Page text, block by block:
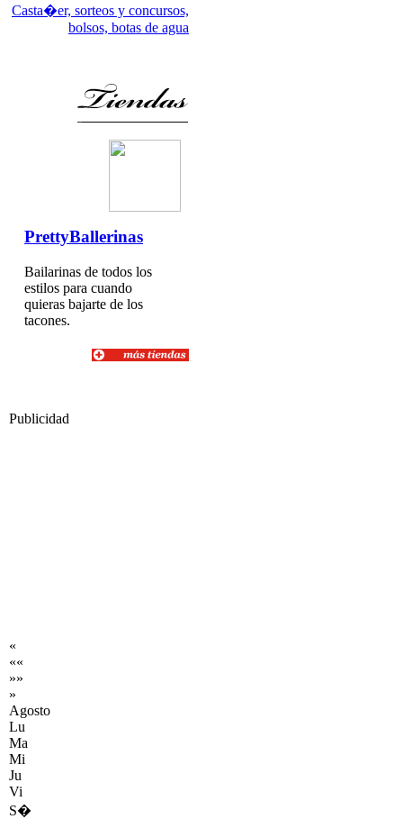
Casta�er, sorteos y concursos,
bolsos, botas de agua
PrettyBallerinas
Bailarinas de todos los
estilos para cuando
quieras bajarte de los
tacones.
Publicidad
«
««
»»
»
Agosto
Lu
Ma
Mi
Ju
Vi
S�